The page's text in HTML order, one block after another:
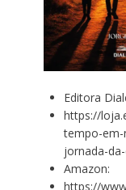
Editora
https://
tempo-em-
jornada-
Amazon:
https://